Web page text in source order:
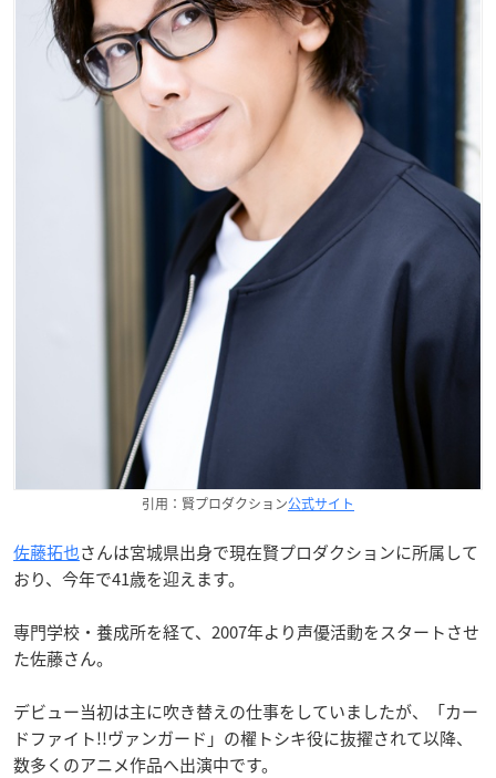
引用：賢プロダクション公式サイト
佐藤拓也さんは宮城県出身で現在賢プロダクションに所属して
おり、今年で41歳を迎えます。
専門学校・養成所を経て、2007年より声優活動をスタートさせ
た佐藤さん。
デビュー当初は主に吹き替えの仕事をしていましたが、「カー
ドファイト!!ヴァンガード」の櫂トシキ役に抜擢されて以降、
数多くのアニメ作品へ出演中です。